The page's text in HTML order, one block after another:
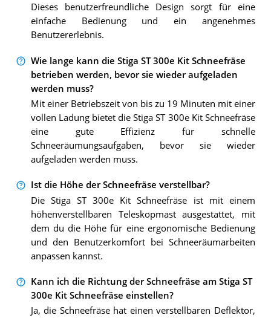
Dieses benutzerfreundliche Design sorgt für eine
einfache Bedienung und ein angenehmes
Benutzererlebnis.
Wie lange kann die Stiga ST 300e Kit Schneefräse
betrieben werden, bevor sie wieder aufgeladen
werden muss?
Mit einer Betriebszeit von bis zu 19 Minuten mit einer
vollen Ladung bietet die Stiga ST 300e Kit Schneefräse
eine gute Effizienz für schnelle
Schneeräumungsaufgaben, bevor sie wieder
aufgeladen werden muss.
Ist die Höhe der Schneefräse verstellbar?
Die Stiga ST 300e Kit Schneefräse ist mit einem
höhenverstellbaren Teleskopmast ausgestattet, mit
dem du die Höhe für eine ergonomische Bedienung
und den Benutzerkomfort bei Schneeräumarbeiten
anpassen kannst.
Kann ich die Richtung der Schneefräse am Stiga ST
300e Kit Schneefräse einstellen?
Ja, die Schneefräse hat einen verstellbaren Deflektor,